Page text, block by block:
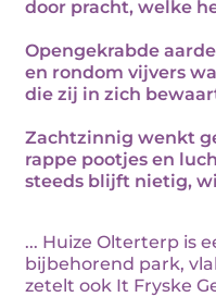
door pracht, welke
Opengekrabde
en rondom vijvers
die zij in zich
Zachtzinnig wenkt
rappe pootjes en
steeds blijft nietig,
... Huize Olterterp is
bijbehorend park,
zetelt ook It Fryske